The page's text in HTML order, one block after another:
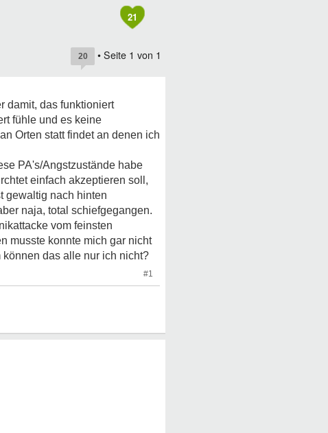
21
20 • Seite 1 von 1
damit, das funktioniert
fühle und es keine
Orten statt findet an denen ich
PA's/Angstzustände habe
einfach akzeptieren soll,
gewaltig nach hinten
naja, total schiefgegangen.
vom feinsten
musste konnte mich gar nicht
das alle nur ich nicht?
#1